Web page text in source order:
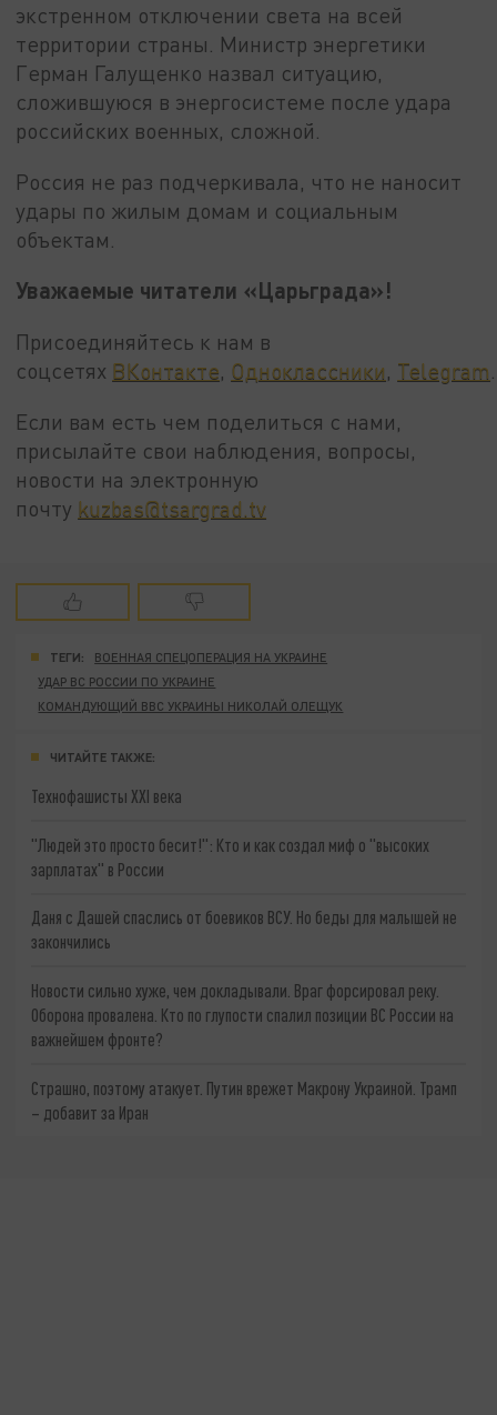
экстренном отключении света на всей
территории страны. Министр энергетики
Герман Галущенко назвал ситуацию,
сложившуюся в энергосистеме после удара
российских военных, сложной.
Россия не раз подчеркивала, что не наносит
удары по жилым домам и социальным
объектам.
Уважаемые читатели «Царьграда»!
Присоединяйтесь к нам в
соцсетях ВКонтакте, Одноклассники, Telegram
Если вам есть чем поделиться с нами,
присылайте свои наблюдения, вопросы,
новости на электронную
почту kuzbas@tsargrad.tv
ТЕГИ:
ВОЕННАЯ СПЕЦОПЕРАЦИЯ НА УКРАИНЕ
УДАР ВС РОССИИ ПО УКРАИНЕ
КОМАНДУЮЩИЙ ВВС УКРАИНЫ НИКОЛАЙ ОЛЕЩУК
ЧИТАЙТЕ ТАКЖЕ:
Технофашисты XXI века
"Людей это просто бесит!": Кто и как создал миф о "высоких
зарплатах" в России
Даня с Дашей спаслись от боевиков ВСУ. Но беды для малышей не
закончились
Новости сильно хуже, чем докладывали. Враг форсировал реку.
Оборона провалена. Кто по глупости спалил позиции ВС России на
важнейшем фронте?
Страшно, поэтому атакует. Путин врежет Макрону Украиной. Трамп
– добавит за Иран